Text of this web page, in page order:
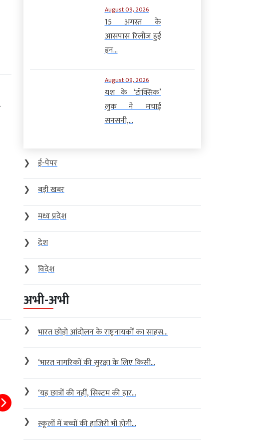
August 09, 2026
15 अगस्त के
आसपास रिलीज हुई
इन...
August 09, 2026
यश के ‘टॉक्सिक’
लुक ने मचाई
सनसनी,...
❯
ई-पेपर
❯
बड़ी खबर
❯
मध्य प्रदेश
❯
देश
❯
विदेश
अभी-अभी
❯ भारत छोड़ो आंदोलन के राष्ट्रनायकों का साहस...
❯ ‘भारत नागरिकों की सुरक्षा के लिए किसी...
❯ ‘यह छात्रों की नहीं, सिस्टम की हार...
❯ स्कूलों में बच्चों की हाजिरी भी होगी...